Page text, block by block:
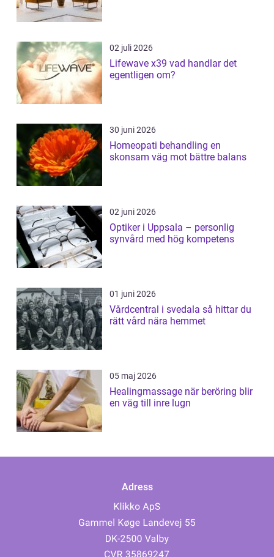
02 juli 2026
Lifewave x39 vad handlar det
egentligen om?
30 juni 2026
Homeopati behandling en
skonsam väg mot bättre balans
02 juni 2026
Optiker i Uppsala – personlig
synvård med hög kompetens
01 juni 2026
Vårdcentral i svedala så hittar du
rätt vård nära hemmet
05 maj 2026
Healingmassage när beröring blir
en väg till inre lugn
Adress